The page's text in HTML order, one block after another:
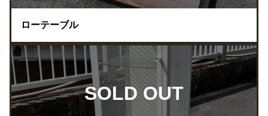
ローテーブル
SOLD OUT